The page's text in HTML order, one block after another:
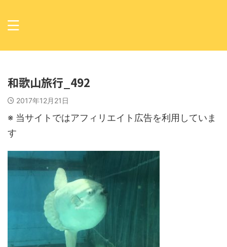
和歌山旅行_492
2017年12月21日
※ 当サイトではアフィリエイト広告を利用していま
す